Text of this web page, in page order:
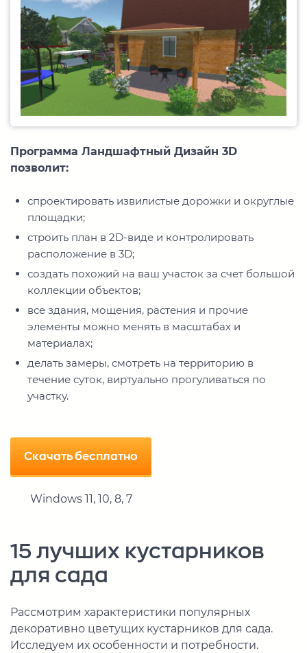
Программа Ландшафтный Дизайн 3D
позволит:
спроектировать извилистые дорожки и округлые
площадки;
строить план в 2D-виде и контролировать
расположение в 3D;
создать похожий на ваш участок за счет большой
коллекции объектов;
все здания, мощения, растения и прочие
элементы можно менять в масштабах и
материалах;
делать замеры, смотреть на территорию в
течение суток, виртуально прогуливаться по
участку.
Скачать бесплатно
Windows 11, 10, 8, 7
15 лучших кустарников
для сада
Рассмотрим характеристики популярных
декоративно цветущих кустарников для сада.
Исследуем их особенности и потребности.